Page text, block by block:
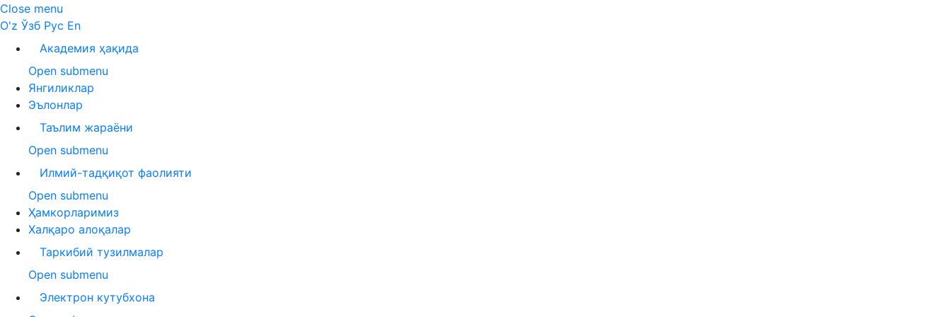
Close menu
O'z Ўзб Рус En
Академия ҳақида
Open submenu
Янгиликлар
Эълонлар
Таълим жараёни
Open submenu
Илмий-тадқиқот фаолияти
Open submenu
Ҳамкорларимиз
Халқаро алоқалар
Таркибий тузилмалар
Open submenu
Электрон кутубхона